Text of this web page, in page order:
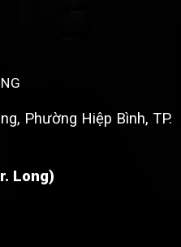
Phường Hiệp Bình, TP.
Long)